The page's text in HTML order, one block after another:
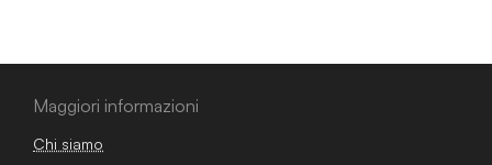
Maggiori informazioni
Chi siamo